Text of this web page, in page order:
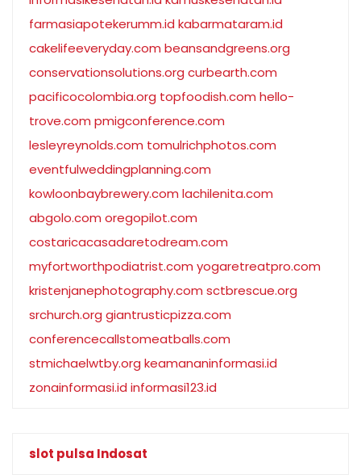
farmasiapotekerumm.id kabarmataram.id
cakelifeeveryday.com beansandgreens.org
conservationsolutions.org curbearth.com
pacificocolombia.org topfoodish.com hello-
trove.com pmigconference.com
lesleyreynolds.com tomulrichphotos.com
eventfulweddingplanning.com
kowloonbaybrewery.com lachilenita.com
abgolo.com oregopilot.com
costaricacasadaretodream.com
myfortworthpodiatrist.com yogaretreatpro.com
kristenjanephotography.com sctbrescue.org
srchurch.org giantrusticpizza.com
conferencecallstomeatballs.com
stmichaelwtby.org keamananinformasi.id
zonainformasi.id informasi123.id
slot pulsa Indosat